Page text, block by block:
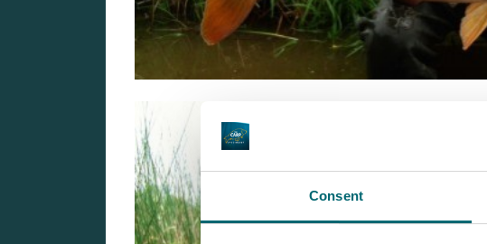
Consent